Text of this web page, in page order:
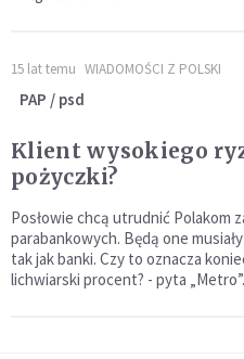
15 lat temu WIADOMOŚCI Z POLSKI
PAP / psd
Klient wysokiego
pożyczki?
Posłowie chcą utrudnić Polakom
parabankowych. Będą one
tak jak banki. Czy to oznacza
lichwiarski procent? - pyta „Metro”.